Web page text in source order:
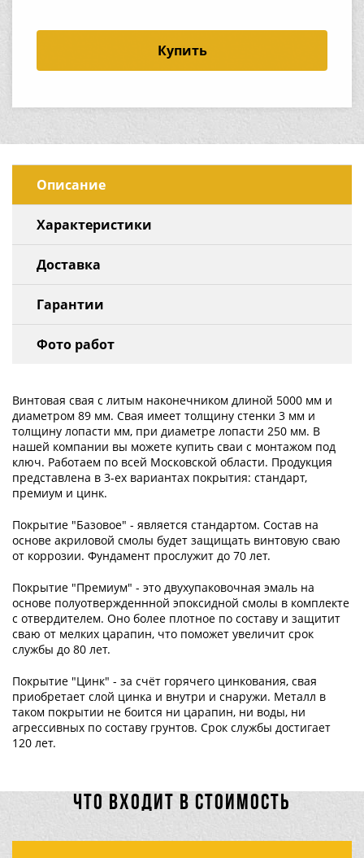
Купить
Описание
Характеристики
Доставка
Гарантии
Фото работ
Винтовая свая с литым наконечником длиной 5000 мм и
диаметром 89 мм. Свая имеет толщину стенки 3 мм и
толщину лопасти мм, при диаметре лопасти 250 мм. В
нашей компании вы можете купить сваи с монтажом под
ключ. Работаем по всей Московской области. Продукция
представлена в 3-ех вариантах покрытия: стандарт,
премиум и цинк.
Покрытие "Базовое" - является стандартом. Состав на
основе акриловой смолы будет защищать винтовую сваю
от коррозии. Фундамент прослужит до 70 лет.
Покрытие "Премиум" - это двухупаковочная эмаль на
основе полуотвержденнной эпоксидной смолы в комплекте
с отвердителем. Оно более плотное по составу и защитит
сваю от мелких царапин, что поможет увеличит срок
службы до 80 лет.
Покрытие "Цинк" - за счёт горячего цинкования, свая
приобретает слой цинка и внутри и снаружи. Металл в
таком покрытии не боится ни царапин, ни воды, ни
агрессивных по составу грунтов. Срок службы достигает
120 лет.
ЧТО ВХОДИТ В СТОИМОСТЬ